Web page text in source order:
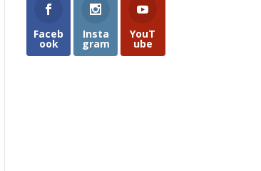
Faceb
ook
Insta
gram
YouT
ube